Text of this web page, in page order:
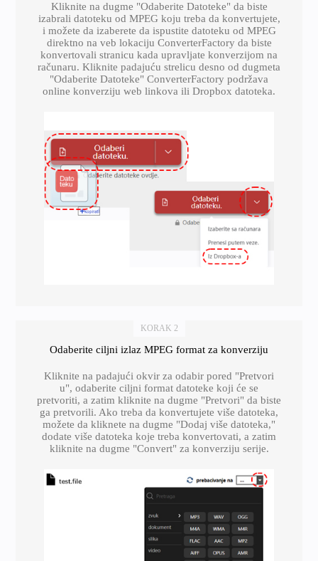
Kliknite na dugme "Odaberite Datoteke" da biste
izabrali datoteku od MPEG koju treba da konvertujete,
i možete da izaberete da ispustite datoteku od MPEG
direktno na veb lokaciju ConverterFactory da biste
konvertovali stranicu kada upravljate konverzijom na
računaru. Kliknite padajuću strelicu desno od dugmeta
"Odaberite Datoteke" ConverterFactory podržava
online konverziju web linkova ili Dropbox datoteka.
KORAK 2
Odaberite ciljni izlaz MPEG format za konverziju
Kliknite na padajući okvir za odabir pored "Pretvori
u", odaberite ciljni format datoteke koji će se
pretvoriti, a zatim kliknite na dugme "Pretvori" da biste
ga pretvorili. Ako treba da konvertujete više datoteka,
možete da kliknete na dugme "Dodaj više datoteka,"
dodate više datoteka koje treba konvertovati, a zatim
kliknite na dugme "Convert" za konverziju serije.